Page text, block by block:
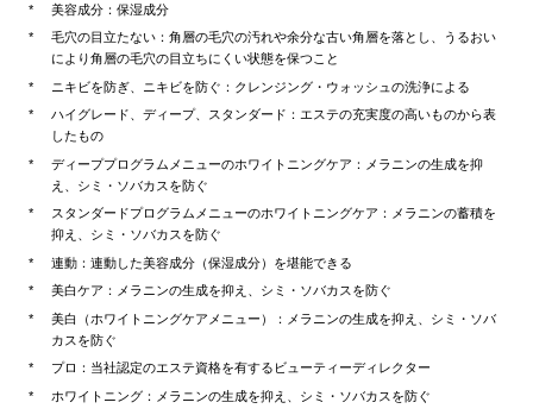
美容成分：保湿成分
毛穴の目立たない：角層の毛穴の汚れや余分な古い角層を落とし、うるおい
により角層の毛穴の目立ちにくい状態を保つこと
ニキビを防ぎ、ニキビを防ぐ：クレンジング・ウォッシュの洗浄による
ハイグレード、ディープ、スタンダード：エステの充実度の高いものから表
したもの
ディーププログラムメニューのホワイトニングケア：メラニンの生成を抑
え、シミ・ソバカスを防ぐ
スタンダードプログラムメニューのホワイトニングケア：メラニンの蓄積を
抑え、シミ・ソバカスを防ぐ
連動：連動した美容成分（保湿成分）を堪能できる
美白ケア：メラニンの生成を抑え、シミ・ソバカスを防ぐ
美白（ホワイトニングケアメニュー）：メラニンの生成を抑え、シミ・ソバ
カスを防ぐ
プロ：当社認定のエステ資格を有するビューティーディレクター
ホワイトニング：メラニンの生成を抑え、シミ・ソバカスを防ぐ